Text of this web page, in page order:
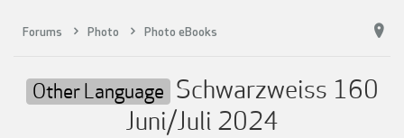
Forums Photo Photo eBooks
Other Language Schwarzweiss 160
Juni/Juli 2024